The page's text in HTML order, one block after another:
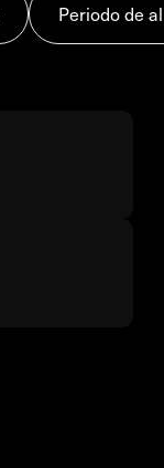
Periodo de